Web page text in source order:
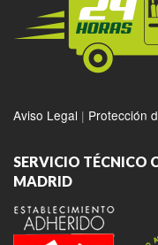
Aviso Legal | Protección
SERVICIO TÉCNICO
MADRID